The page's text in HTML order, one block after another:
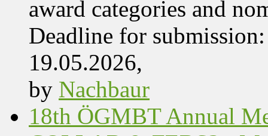
award categories and
Deadline for
19.05.2026,
by Nachbaur
18th ÖGMBT Annual